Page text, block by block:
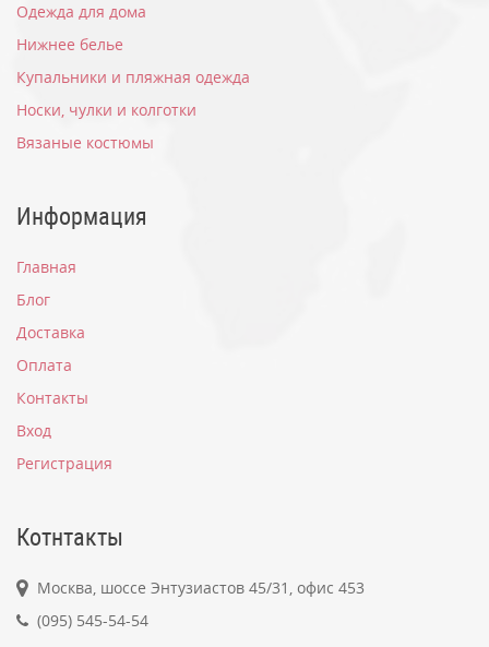
Одежда для дома
Нижнее белье
Купальники и пляжная одежда
Носки, чулки и колготки
Вязаные костюмы
Информация
Главная
Блог
Доставка
Оплата
Контакты
Вход
Регистрация
Котнтакты
Москва, шоссе Энтузиастов 45/31, офис 453
(095) 545-54-54